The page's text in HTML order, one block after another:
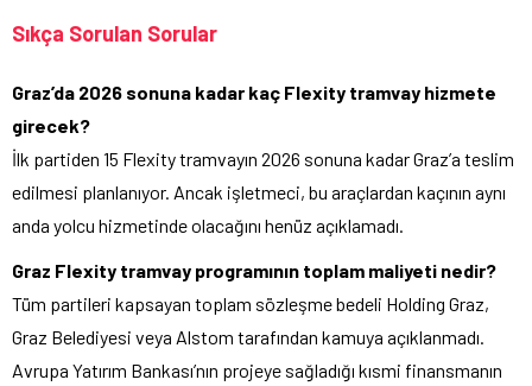
Sıkça Sorulan Sorular
Graz’da 2026 sonuna kadar kaç Flexity tramvay hizmete
girecek?
İlk partiden 15 Flexity tramvayın 2026 sonuna kadar Graz’a teslim
edilmesi planlanıyor. Ancak işletmeci, bu araçlardan kaçının aynı
anda yolcu hizmetinde olacağını henüz açıklamadı.
Graz Flexity tramvay programının toplam maliyeti nedir?
Tüm partileri kapsayan toplam sözleşme bedeli Holding Graz,
Graz Belediyesi veya Alstom tarafından kamuya açıklanmadı.
Avrupa Yatırım Bankası’nın projeye sağladığı kısmi finansmanın